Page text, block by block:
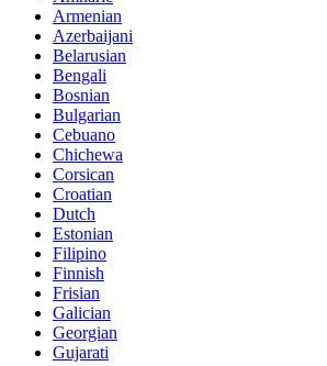
Armenian
Azerbaijani
Belarusian
Bengali
Bosnian
Bulgarian
Cebuano
Chichewa
Corsican
Croatian
Dutch
Estonian
Filipino
Finnish
Frisian
Galician
Georgian
Gujarati